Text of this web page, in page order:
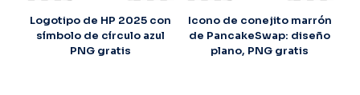
Logotipo de HP 2025 con
símbolo de círculo azul
PNG gratis
Icono de conejito marrón
de PancakeSwap: diseño
plano, PNG gratis